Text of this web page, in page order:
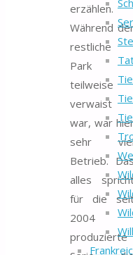
erzählen.
Während
restliche
Park
teilweise
verwaist
war, war
sehr
Betrieb.
alles
für die
2004
produzierte